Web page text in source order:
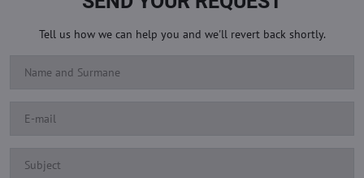
Tell us how we can help you and we'll revert back shortly.